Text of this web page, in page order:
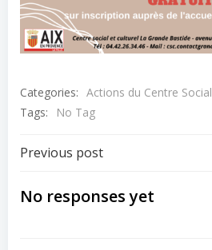
Categories: Actions du Centre Social
Tags:
No Tag
Post
navigation
Previous post
No responses yet